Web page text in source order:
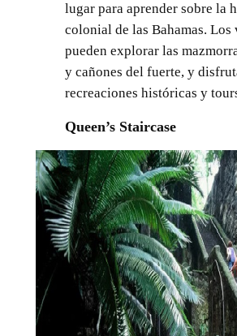
lugar para aprender sobre la
colonial de las Bahamas. Los
pueden explorar las
y cañones del fuerte, y
recreaciones históricas y
Queen’s Staircase